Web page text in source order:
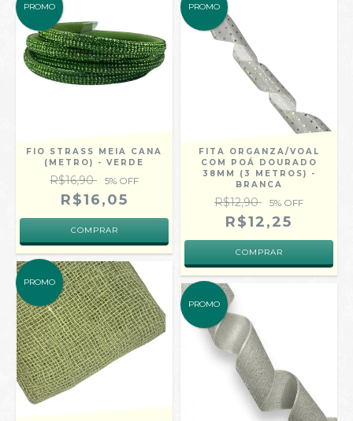
PROMO
FIO STRASS MEIA CANA
(METRO) - VERDE
R$16,90 5% OFF
R$16,05
PROMO
FITA ORGANZA/VOAL
COM POÁ DOURADO
38MM (3 METROS) -
BRANCA
R$12,90 5% OFF
R$12,25
PROMO
PROMO